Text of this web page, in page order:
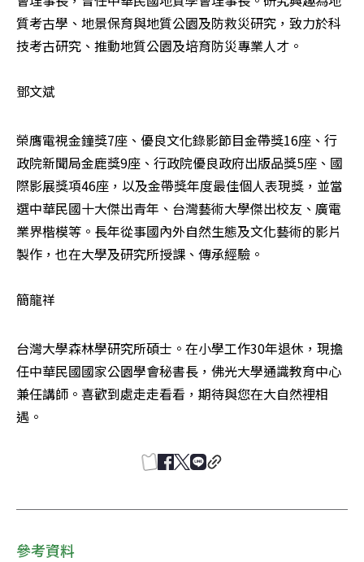
質考古學、地景保育與地質公園及防救災研究，致力於科
技考古研究、推動地質公園及培育防災專業人才。
鄧文斌
榮膺電視金鐘獎7座、優良文化錄影節目金帶獎16座、行
政院新聞局金鹿獎9座、行政院優良政府出版品獎5座、國
際影展獎項46座，以及金帶獎年度最佳個人表現獎，並當
選中華民國十大傑出青年、台灣藝術大學傑出校友、廣電
業界楷模等。長年從事國內外自然生態及文化藝術的影片
製作，也在大學及研究所授課、傳承經驗。
簡龍祥
台灣大學森林學研究所碩士。在小學工作30年退休，現擔
任中華民國國家公園學會秘書長，佛光大學通識教育中心
兼任講師。喜歡到處走走看看，期待與您在大自然裡相
遇。
參考資料